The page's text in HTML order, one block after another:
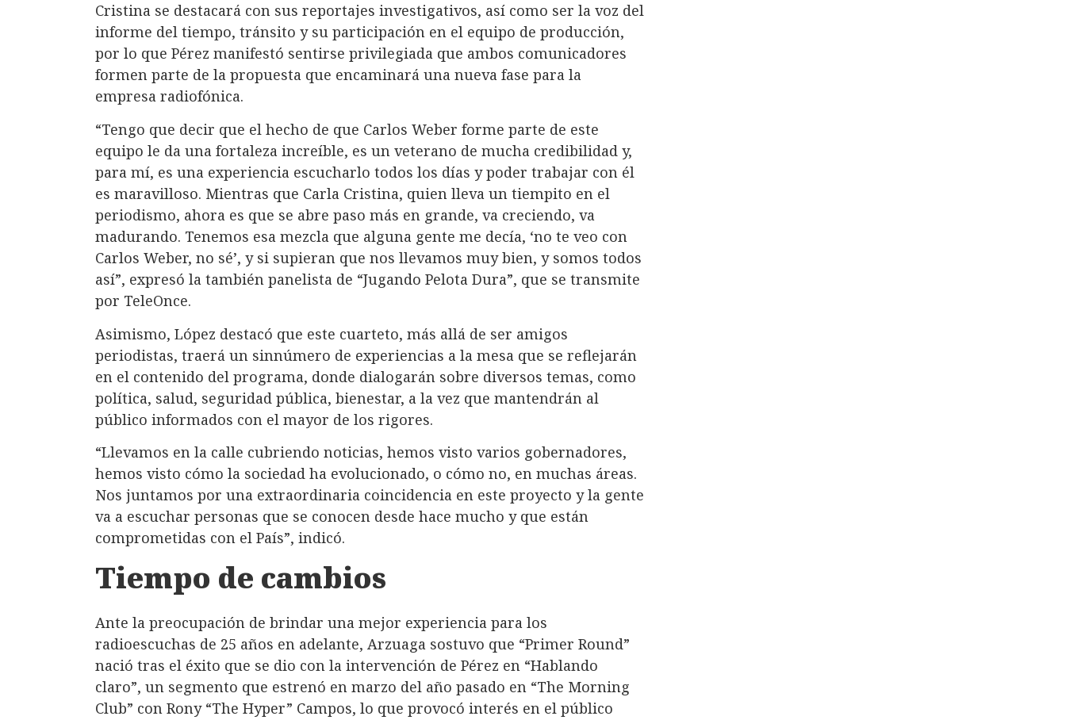
Cristina se destacará con sus reportajes investigativos, así como ser la voz del
informe del tiempo, tránsito y su participación en el equipo de producción,
por lo que Pérez manifestó sentirse privilegiada que ambos comunicadores
formen parte de la propuesta que encaminará una nueva fase para la
empresa radiofónica.
“Tengo que decir que el hecho de que Carlos Weber forme parte de este
equipo le da una fortaleza increíble, es un veterano de mucha credibilidad y,
para mí, es una experiencia escucharlo todos los días y poder trabajar con él
es maravilloso. Mientras que Carla Cristina, quien lleva un tiempito en el
periodismo, ahora es que se abre paso más en grande, va creciendo, va
madurando. Tenemos esa mezcla que alguna gente me decía, ‘no te veo con
Carlos Weber, no sé’, y si supieran que nos llevamos muy bien, y somos todos
así”, expresó la también panelista de “Jugando Pelota Dura”, que se transmite
por TeleOnce.
Asimismo, López destacó que este cuarteto, más allá de ser amigos
periodistas, traerá un sinnúmero de experiencias a la mesa que se reflejarán
en el contenido del programa, donde dialogarán sobre diversos temas, como
política, salud, seguridad pública, bienestar, a la vez que mantendrán al
público informados con el mayor de los rigores.
“Llevamos en la calle cubriendo noticias, hemos visto varios gobernadores,
hemos visto cómo la sociedad ha evolucionado, o cómo no, en muchas áreas.
Nos juntamos por una extraordinaria coincidencia en este proyecto y la gente
va a escuchar personas que se conocen desde hace mucho y que están
comprometidas con el País”, indicó.
Tiempo de cambios
Ante la preocupación de brindar una mejor experiencia para los
radioescuchas de 25 años en adelante, Arzuaga sostuvo que “Primer Round”
nació tras el éxito que se dio con la intervención de Pérez en “Hablando
claro”, un segmento que estrenó en marzo del año pasado en “The Morning
Club” con Rony “The Hyper” Campos, lo que provocó interés en el público